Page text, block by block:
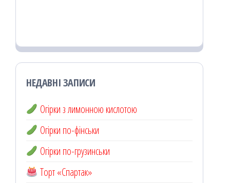
НЕДАВНІ ЗАПИСИ
Огірки з лимонною кислотою
Огірки по-фінськи
Огірки по-грузинськи
Торт «Спартак»